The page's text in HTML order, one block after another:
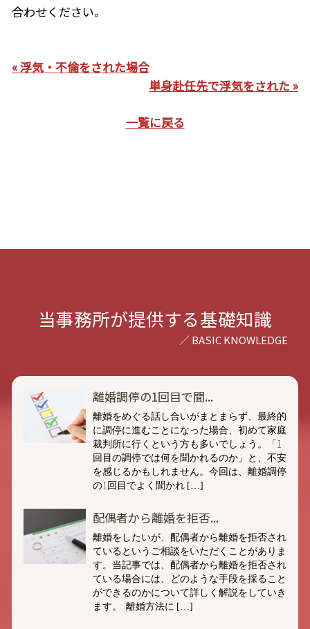
合わせください。
« 浮気・不倫をされた場合
単身赴任先で浮気をされた »
一覧に戻る
当事務所が提供する基礎知識
離婚調停の1回目で聞...
離婚をめぐる話し合いがまとまらず、最終的
に調停に進むことになった場合、初めて家庭
裁判所に行くという方も多いでしょう。「1
回目の調停では何を聞かれるのか」と、不安
を感じるかもしれません。今回は、離婚調停
の1回目でよく聞かれ […]
配偶者から離婚を拒否...
離婚をしたいが、配偶者から離婚を拒否され
ているというご相談をいただくことがありま
す。当記事では、配偶者から離婚を拒否され
ている場合には、どのような手段を採ること
ができるのかについて詳しく解説をしていき
ます。 離婚方法に […]